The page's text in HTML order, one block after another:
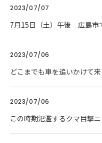
2023/07/07
7月15日（土）午後 広島市
2023/07/06
どこまでも車を追いかけて
2023/07/06
この時期氾濫するクマ目撃